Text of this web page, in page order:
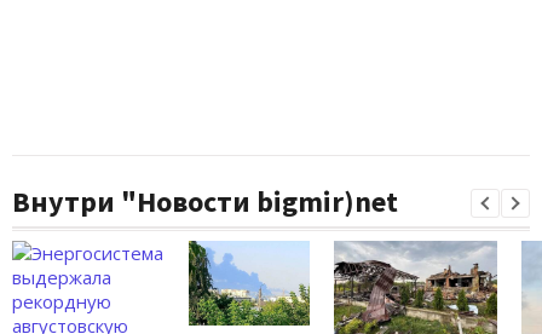
Внутри "Новости bigmir)net